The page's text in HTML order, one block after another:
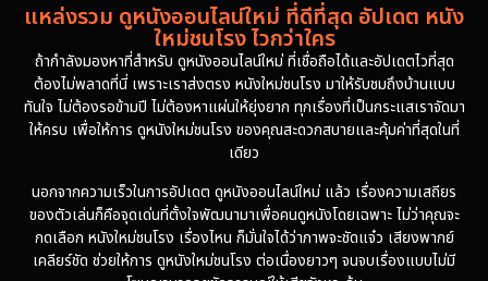
แหล่งรวม ดูหนังออนไลน์ใหม่ ที่ดีที่สุด อัปเดต หนัง
ใหม่ชนโรง ไวกว่าใคร
ถ้ากำลังมองหาที่สำหรับ ดูหนังออนไลน์ใหม่ ที่เชื่อถือได้และอัปเดตไวที่สุด
ต้องไม่พลาดที่นี่ เพราะเราส่งตรง หนังใหม่ชนโรง มาให้รับชมถึงบ้านแบบ
ทันใจ ไม่ต้องรอข้ามปี ไม่ต้องหาแผ่นให้ยุ่งยาก ทุกเรื่องที่เป็นกระแสเราจัดมา
ให้ครบ เพื่อให้การ ดูหนังใหม่ชนโรง ของคุณสะดวกสบายและคุ้มค่าที่สุดในที่
เดียว
นอกจากความเร็วในการอัปเดต ดูหนังออนไลน์ใหม่ แล้ว เรื่องความเสถียร
ของตัวเล่นก็คือจุดเด่นที่ตั้งใจพัฒนามาเพื่อคนดูหนังโดยเฉพาะ ไม่ว่าคุณจะ
กดเลือก หนังใหม่ชนโรง เรื่องไหน ก็มั่นใจได้ว่าภาพจะชัดแจ๋ว เสียงพากย์
เคลียร์ชัด ช่วยให้การ ดูหนังใหม่ชนโรง ต่อเนื่องยาวๆ จนจบเรื่องแบบไม่มี